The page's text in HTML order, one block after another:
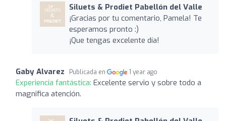
Siluets & Prodiet Pabellón del Valle
¡Gracias por tu comentario, Pamela! Te
esperamos pronto :)
¡Que tengas excelente día!
Gaby Alvarez Publicada en 1 year ago
Experiencia fantástica: Excelente servio y sobre todo a
magnifica atención.